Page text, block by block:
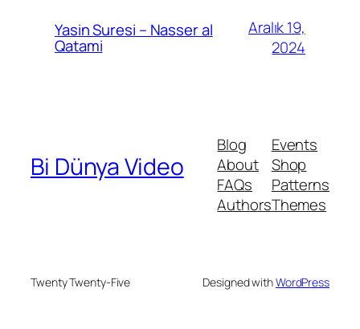
Yasin Suresi – Nasser al
Qatami
Aralık 19,
2024
Bi Dünya Video
Blog
About
FAQs
Authors
Events
Shop
Patterns
Themes
Twenty Twenty-Five Designed withWordPress